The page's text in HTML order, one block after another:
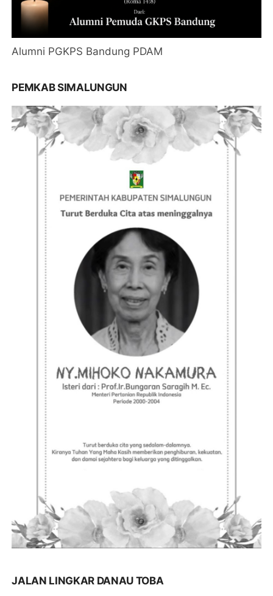
Alumni PGKPS Bandung PDAM
PEMKAB SIMALUNGUN
JALAN LINGKAR DANAU TOBA